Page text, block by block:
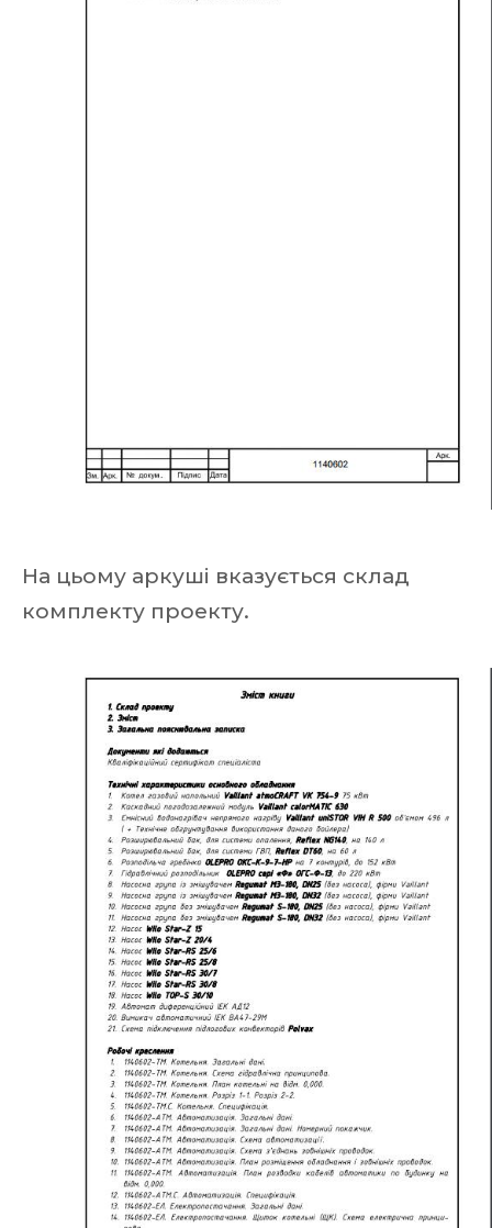
На цьому аркуші вказується склад
комплекту проекту.